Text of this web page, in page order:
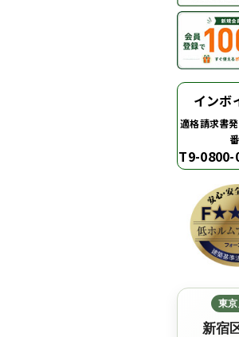
インボ
適格請求書
T9-0800-
東
新宿